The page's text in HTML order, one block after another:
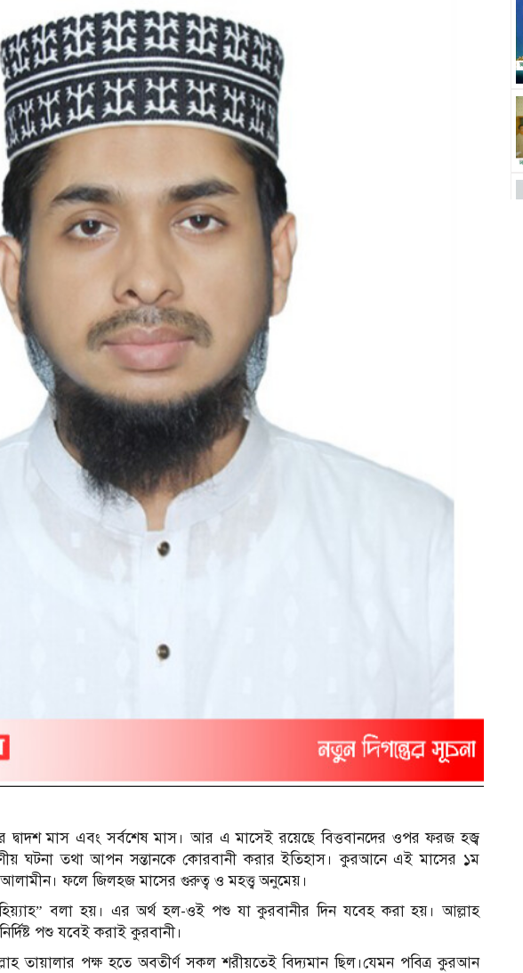
দ্বাদশ মাস এবং সর্বশেষ মাস। আর এ মাসেই রয়েছে বিত্তবানদের ওপর ফরজ হজ্ব
ঘটনা তথা আপন সন্তানকে কোরবানী করার ইতিহাস। কুরআনে এই মাসের ১ম
ফলে জিলহজ মাসের গুরুত্ব ও মহত্ত্ব অনুমেয়।
বলা হয়। এর অর্থ হল-ওই পশু যা কুরবানীর দিন যবেহ করা হয়। আল্লাহ
পশু যবেই করাই কুরবানী।
তায়ালার পক্ষ হতে অবতীর্ণ সকল শরীয়তেই বিদ্যমান ছিল।যেমন পবিত্র কুরআন